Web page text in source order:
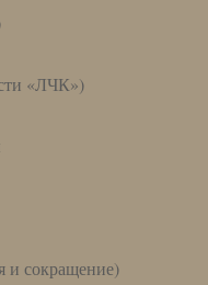
«ЛЧК»)
и сокращение)